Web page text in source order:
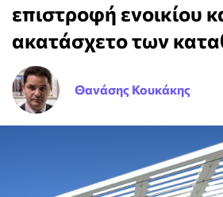
επιστροφή ενοικίου
ακατάσχετο των
Θανάσης Κουκάκης